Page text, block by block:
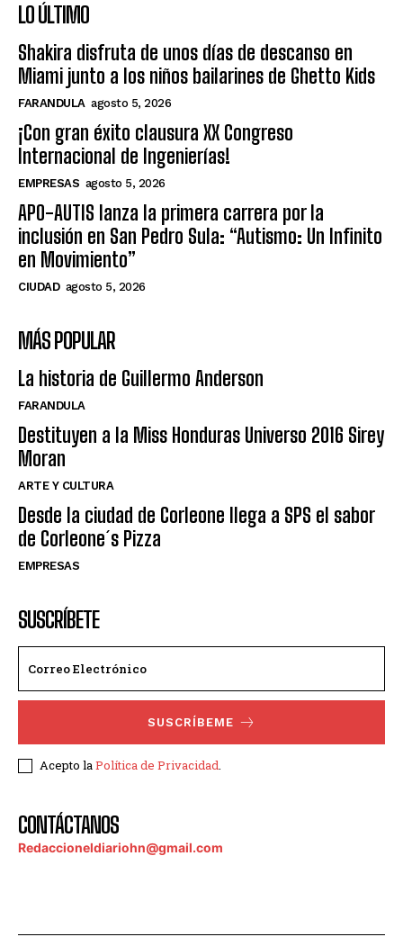
LO ÚLTIMO
Shakira disfruta de unos días de descanso en
Miami junto a los niños bailarines de Ghetto Kids
FARANDULA agosto 5, 2026
¡Con gran éxito clausura XX Congreso
Internacional de Ingenierías!
EMPRESAS agosto 5, 2026
APO-AUTIS lanza la primera carrera por la
inclusión en San Pedro Sula: “Autismo: Un Infinito
en Movimiento”
CIUDAD agosto 5, 2026
MÁS POPULAR
La historia de Guillermo Anderson
FARANDULA
Destituyen a la Miss Honduras Universo 2016 Sirey
Moran
ARTE Y CULTURA
Desde la ciudad de Corleone llega a SPS el sabor
de Corleone´s Pizza
EMPRESAS
SUSCRÍBETE
SUSCRÍBEME
Acepto laPolítica de Privacidad.
CONTÁCTANOS
Redaccioneldiariohn@gmail.com